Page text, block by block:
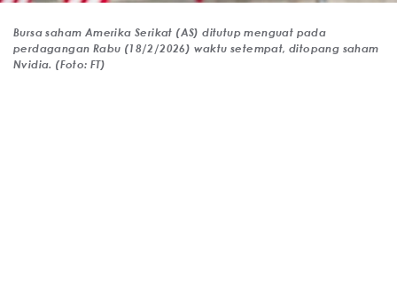
Bursa saham Amerika Serikat (AS) ditutup menguat pada
perdagangan Rabu (18/2/2026) waktu setempat, ditopang saham
Nvidia. (Foto: FT)